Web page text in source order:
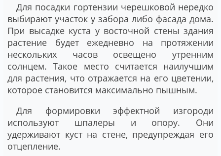
Для посадки гортензии черешковой нередко
выбирают участок у забора либо фасада дома.
При высадке куста у восточной стены здания
растение будет ежедневно на протяжении
нескольких часов освещено утренним
солнцем. Такое место считается наилучшим
для растения, что отражается на его цветении,
которое становится максимально пышным.
Для формировки эффектной изгороди
используют шпалеры и опору. Они
удерживают куст на стене, предупреждая его
отцепление.